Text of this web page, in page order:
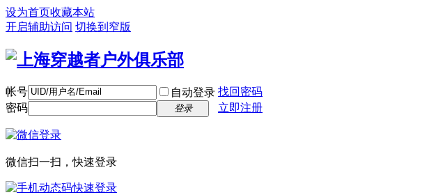
设为首页收藏本站
开启辅助访问 切换到窄版
帐号 自动登录 找回密码
密码
登录 立即注册
微信扫一扫，快速登录